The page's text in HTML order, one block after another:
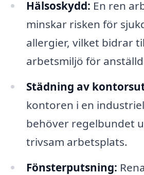
Hälsoskydd: En ren
minskar risken för
allergier, vilket bidrar
arbetsmiljö för
Städning av
kontoren i en
behöver regelbundet
trivsam arbetsplats.
Fönsterputsning: